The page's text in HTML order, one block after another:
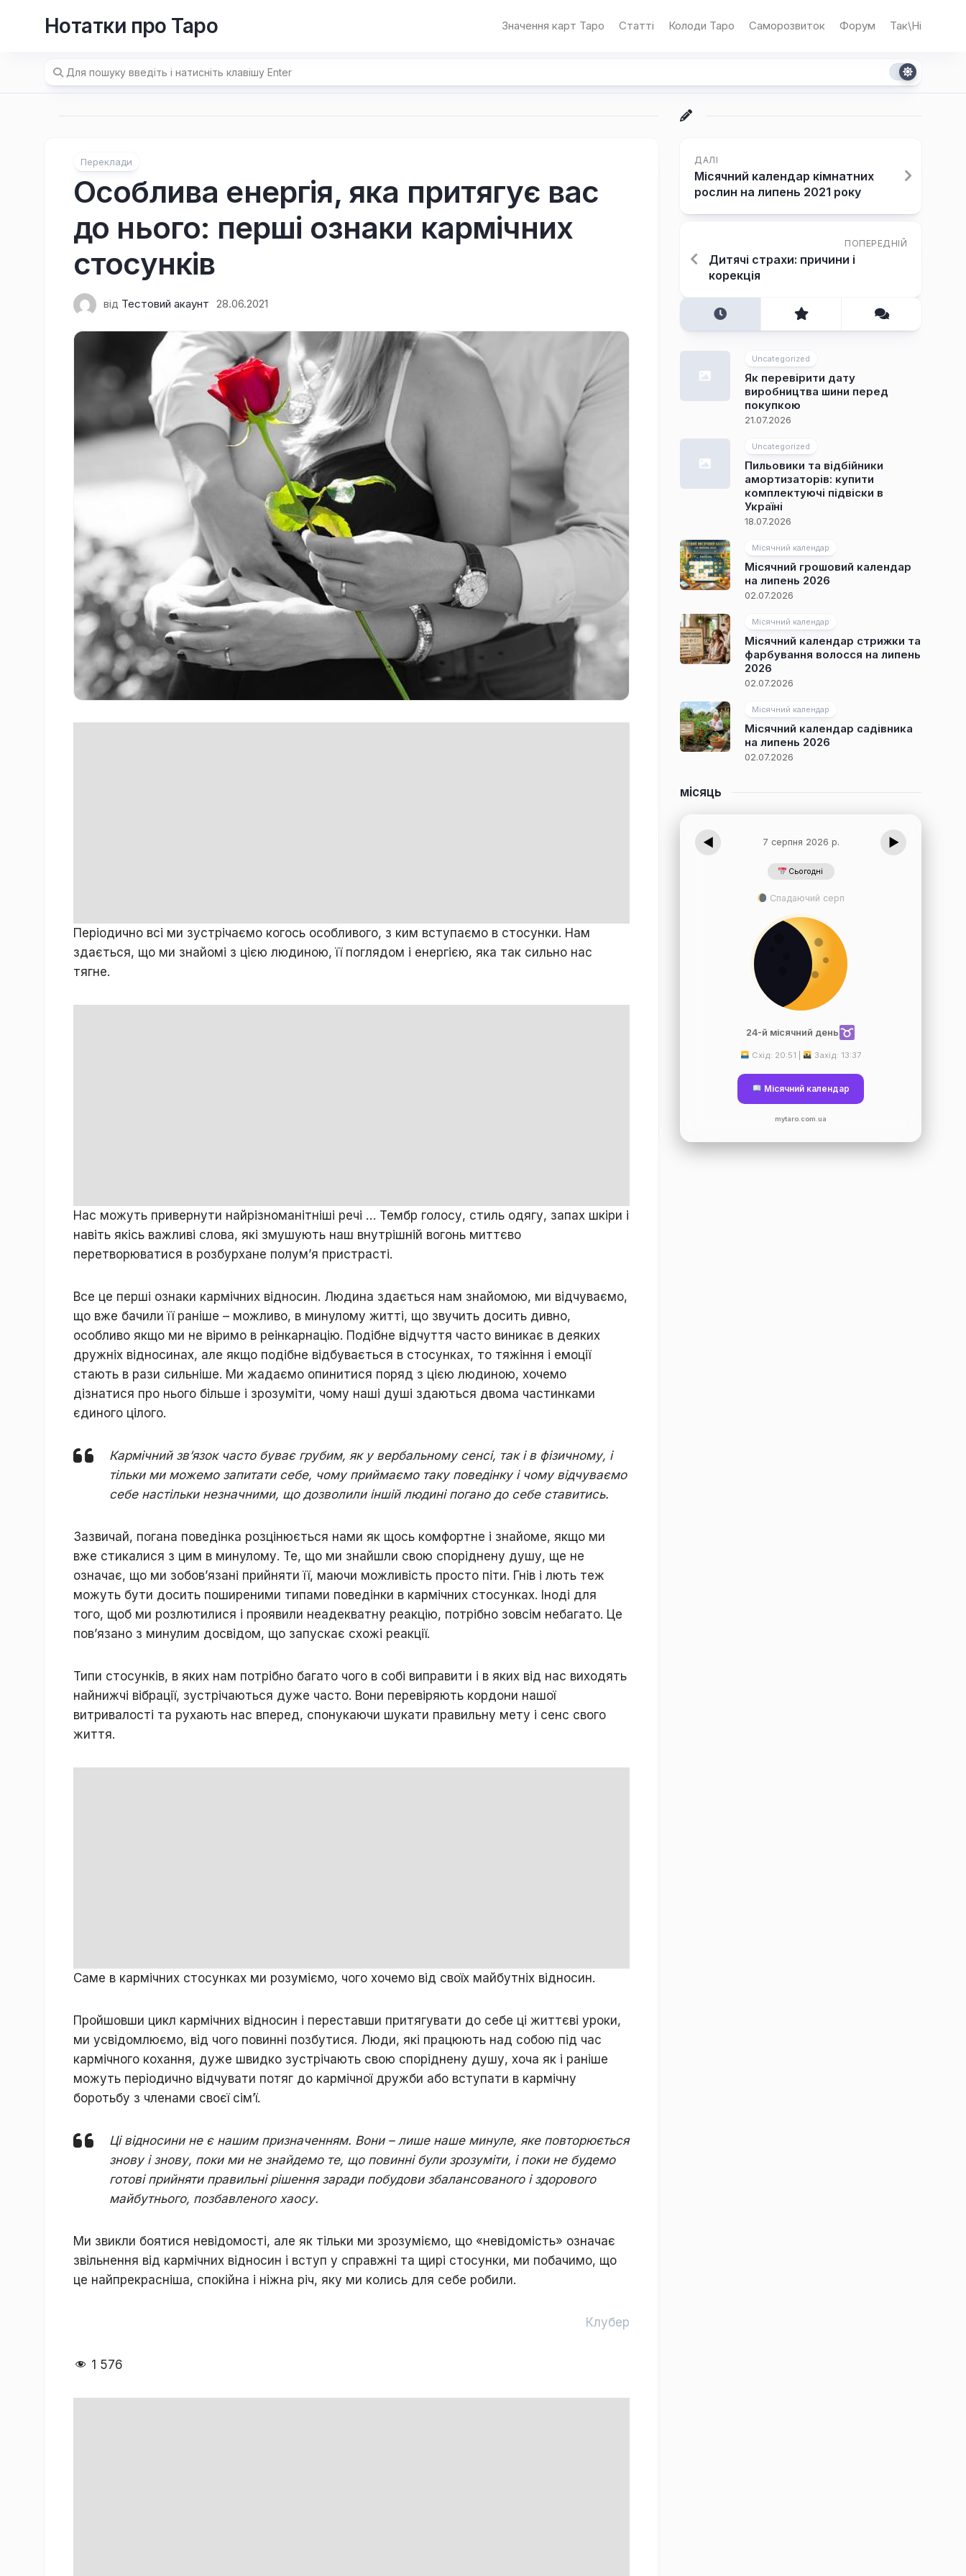
Нотатки про Таро Значення карт Таро Статті Колоди Таро Саморозвиток Форум Так\Ні
Переклади
Особлива енергія, яка притягує вас
до нього: перші ознаки кармічних
стосунків
від Тестовий акаунт 28.06.2021
Періодично всі ми зустрічаємо когось особливого, з ким вступаємо в стосунки. Нам
здається, що ми знайомі з цією людиною, її поглядом і енергією, яка так сильно нас
тягне.
Нас можуть привернути найрізноманітніші речі … Тембр голосу, стиль одягу, запах шкіри і
навіть якісь важливі слова, які змушують наш внутрішній вогонь миттєво
перетворюватися в розбурхане полум’я пристрасті.
Все це перші ознаки кармічних відносин. Людина здається нам знайомою, ми відчуваємо,
що вже бачили її раніше – можливо, в минулому житті, що звучить досить дивно,
особливо якщо ми не віримо в реінкарнацію. Подібне відчуття часто виникає в деяких
дружніх відносинах, але якщо подібне відбувається в стосунках, то тяжіння і емоції
стають в рази сильніше. Ми жадаємо опинитися поряд з цією людиною, хочемо
дізнатися про нього більше і зрозуміти, чому наші душі здаються двома частинками
єдиного цілого.
Кармічний зв’язок часто буває грубим, як у вербальному сенсі, так і в фізичному, і
тільки ми можемо запитати себе, чому приймаємо таку поведінку і чому відчуваємо
себе настільки незначними, що дозволили іншій людині погано до себе ставитись.
Зазвичай, погана поведінка розцінюється нами як щось комфортне і знайоме, якщо ми
вже стикалися з цим в минулому. Те, що ми знайшли свою споріднену душу, ще не
означає, що ми зобов’язані прийняти її, маючи можливість просто піти. Гнів і лють теж
можуть бути досить поширеними типами поведінки в кармічних стосунках. Іноді для
того, щоб ми розлютилися і проявили неадекватну реакцію, потрібно зовсім небагато. Це
пов’язано з минулим досвідом, що запускає схожі реакції.
Типи стосунків, в яких нам потрібно багато чого в собі виправити і в яких від нас виходять
найнижчі вібрації, зустрічаються дуже часто. Вони перевіряють кордони нашої
витривалості та рухають нас вперед, спонукаючи шукати правильну мету і сенс свого
життя.
Саме в кармічних стосунках ми розуміємо, чого хочемо від своїх майбутніх відносин.
Пройшовши цикл кармічних відносин і переставши притягувати до себе ці життєві уроки,
ми усвідомлюємо, від чого повинні позбутися. Люди, які працюють над собою під час
кармічного кохання, дуже швидко зустрічають свою споріднену душу, хоча як і раніше
можуть періодично відчувати потяг до кармічної дружби або вступати в кармічну
боротьбу з членами своєї сім’ї.
Ці відносини не є нашим призначенням. Вони – лише наше минуле, яке повторюється
знову і знову, поки ми не знайдемо те, що повинні були зрозуміти, і поки не будемо
готові прийняти правильні рішення заради побудови збалансованого і здорового
майбутнього, позбавленого хаосу.
Ми звикли боятися невідомості, але як тільки ми зрозуміємо, що «невідомість» означає
звільнення від кармічних відносин і вступ у справжні та щирі стосунки, ми побачимо, що
це найпрекрасніша, спокійна і ніжна річ, яку ми колись для себе робили.
Клубер
1 576
ДАЛІ
Місячний календар кімнатних
рослин на липень 2021 року
ПОПЕРЕДНІЙ
Дитячі страхи: причини і
корекція
Uncategorized
Як перевірити дату
виробництва шини перед
покупкою
21.07.2026
Uncategorized
Пильовики та відбійники
амортизаторів: купити
комплектуючі підвіски в
Україні
18.07.2026
Місячний календар
Місячний грошовий календар
на липень 2026
02.07.2026
Місячний календар
Місячний календар стрижки та
фарбування волосся на липень
2026
02.07.2026
Місячний календар
Місячний календар садівника
на липень 2026
02.07.2026
місяць
◀ 7 серпня 2026 р. ▶
Сьогодні
Спадаючий серп
24-й місячний день
Схід: 20:51 | Захід: 13:37
Місячний календар
mytaro.com.ua